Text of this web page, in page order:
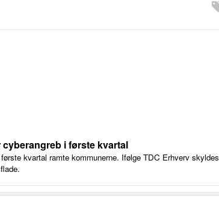
i første kvartal
kvartal ramte kommunerne. Ifølge TDC Erhverv skyldes